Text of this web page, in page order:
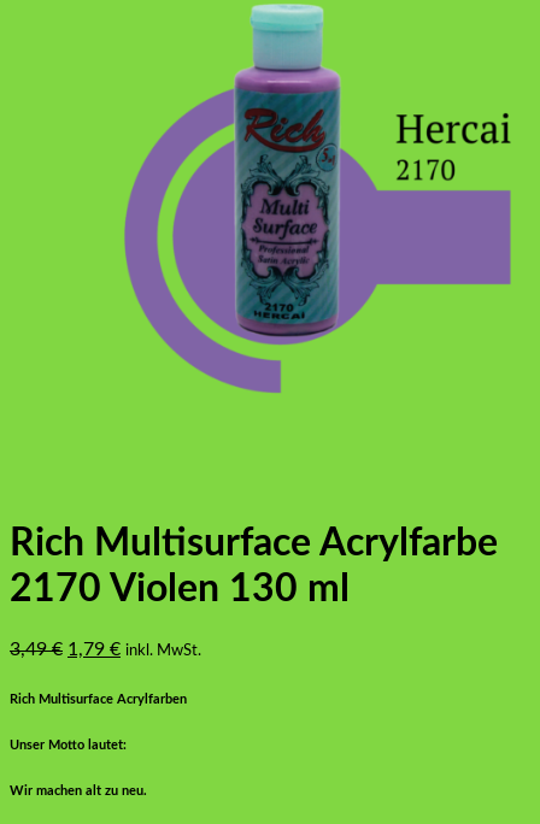
Rich Multisurface Acrylfarbe
2170 Violen 130 ml
3,49€ Ursprünglicher
war:
1,79 €Aktueller
ist:
inkl. MwSt.
Rich Multisurface Acrylfarben
Unser Motto lautet:
Wir machen alt zu neu.